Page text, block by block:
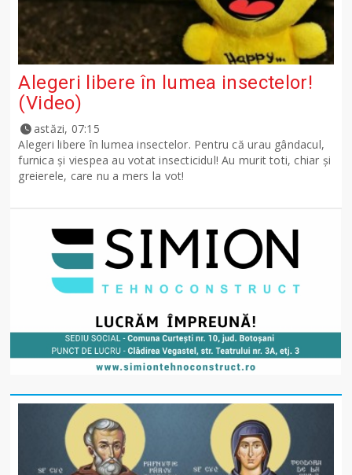
Alegeri libere în lumea insectelor!
(Video)
astăzi, 07:15
Alegeri libere în lumea insectelor. Pentru că urau gândacul,
furnica și viespea au votat insecticidul! Au murit toti, chiar și
greierele, care nu a mers la vot!